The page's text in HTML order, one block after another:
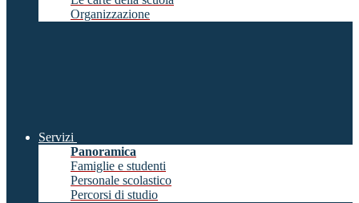
Organizzazione
Servizi
Panoramica
Famiglie e studenti
Personale scolastico
Percorsi di studio